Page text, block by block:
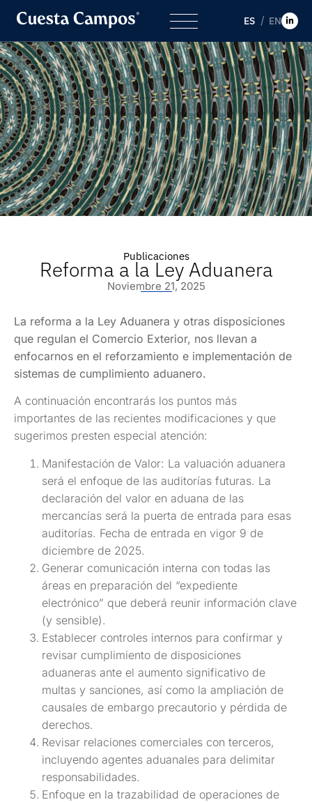
ES EN
Publicaciones
Reforma a la Ley Aduanera
Noviembre 21, 2025
La reforma a la Ley Aduanera y otras disposiciones
que regulan el Comercio Exterior, nos llevan a
enfocarnos en el reforzamiento e implementación de
sistemas de cumplimiento aduanero.
A continuación encontrarás los puntos más
importantes de las recientes modificaciones y que
sugerimos presten especial atención:
Manifestación de Valor: La valuación aduanera
será el enfoque de las auditorías futuras. La
declaración del valor en aduana de las
mercancías será la puerta de entrada para esas
auditorías. Fecha de entrada en vigor 9 de
diciembre de 2025.
Generar comunicación interna con todas las
áreas en preparación del “expediente
electrónico” que deberá reunir información clave
(y sensible).
Establecer controles internos para confirmar y
revisar cumplimiento de disposiciones
aduaneras ante el aumento significativo de
multas y sanciones, así como la ampliación de
causales de embargo precautorio y pérdida de
derechos.
Revisar relaciones comerciales con terceros,
incluyendo agentes aduanales para delimitar
responsabilidades.
Enfoque en la trazabilidad de operaciones de